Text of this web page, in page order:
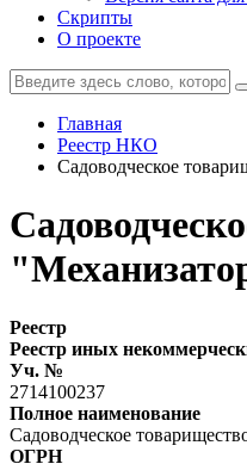
Скрипты
О проекте
Главная
Реестр НКО
Садоводческое
Реестр
Реестр иных
Уч. №
2714100237
Полное наименование
Садоводческое
ОГРН